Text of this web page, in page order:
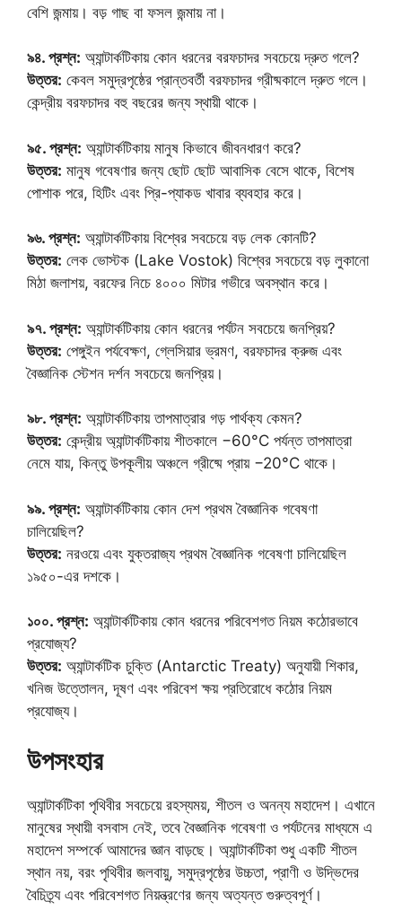
বেশি জন্মায়। বড় গাছ বা ফসল জন্মায় না।
৯৪. প্রশ্ন: অ্যান্টার্কটিকায় কোন ধরনের বরফচাদর সবচেয়ে দ্রুত গলে?
উত্তর: কেবল সমুদ্রপৃষ্ঠের প্রান্তবর্তী বরফচাদর গ্রীষ্মকালে দ্রুত গলে।
কেন্দ্রীয় বরফচাদর বহু বছরের জন্য স্থায়ী থাকে।
৯৫. প্রশ্ন: অ্যান্টার্কটিকায় মানুষ কিভাবে জীবনধারণ করে?
উত্তর: মানুষ গবেষণার জন্য ছোট ছোট আবাসিক বেসে থাকে, বিশেষ
পোশাক পরে, হিটিং এবং প্রি-প্যাকড খাবার ব্যবহার করে।
৯৬. প্রশ্ন: অ্যান্টার্কটিকায় বিশ্বের সবচেয়ে বড় লেক কোনটি?
উত্তর: লেক ভোস্টক (Lake Vostok) বিশ্বের সবচেয়ে বড় লুকানো
মিঠা জলাশয়, বরফের নিচে ৪০০০ মিটার গভীরে অবস্থান করে।
৯৭. প্রশ্ন: অ্যান্টার্কটিকায় কোন ধরনের পর্যটন সবচেয়ে জনপ্রিয়?
উত্তর: পেঙ্গুইন পর্যবেক্ষণ, গ্লেসিয়ার ভ্রমণ, বরফচাদর ক্রুজ এবং
বৈজ্ঞানিক স্টেশন দর্শন সবচেয়ে জনপ্রিয়।
৯৮. প্রশ্ন: অ্যান্টার্কটিকায় তাপমাত্রার গড় পার্থক্য কেমন?
উত্তর: কেন্দ্রীয় অ্যান্টার্কটিকায় শীতকালে −60°C পর্যন্ত তাপমাত্রা
নেমে যায়, কিন্তু উপকূলীয় অঞ্চলে গ্রীষ্মে প্রায় −20°C থাকে।
৯৯. প্রশ্ন: অ্যান্টার্কটিকায় কোন দেশ প্রথম বৈজ্ঞানিক গবেষণা
চালিয়েছিল?
উত্তর: নরওয়ে এবং যুক্তরাজ্য প্রথম বৈজ্ঞানিক গবেষণা চালিয়েছিল
১৯৫০-এর দশকে।
১০০. প্রশ্ন: অ্যান্টার্কটিকায় কোন ধরনের পরিবেশগত নিয়ম কঠোরভাবে
প্রযোজ্য?
উত্তর: অ্যান্টার্কটিক চুক্তি (Antarctic Treaty) অনুযায়ী শিকার,
খনিজ উত্তোলন, দূষণ এবং পরিবেশ ক্ষয় প্রতিরোধে কঠোর নিয়ম
প্রযোজ্য।
উপসংহার
অ্যান্টার্কটিকা পৃথিবীর সবচেয়ে রহস্যময়, শীতল ও অনন্য মহাদেশ। এখানে
মানুষের স্থায়ী বসবাস নেই, তবে বৈজ্ঞানিক গবেষণা ও পর্যটনের মাধ্যমে এ
মহাদেশ সম্পর্কে আমাদের জ্ঞান বাড়ছে। অ্যান্টার্কটিকা শুধু একটি শীতল
স্থান নয়, বরং পৃথিবীর জলবায়ু, সমুদ্রপৃষ্ঠের উচ্চতা, প্রাণী ও উদ্ভিদের
বৈচিত্র্য এবং পরিবেশগত নিয়ন্ত্রণের জন্য অত্যন্ত গুরুত্বপূর্ণ।